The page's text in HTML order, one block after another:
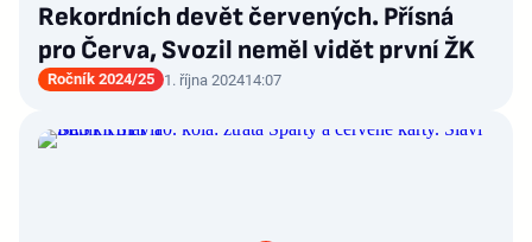
Rekordních devět červených. Přísná
pro Červa, Svozil neměl vidět první ŽK
Ročník 2024/25 1. října 202414:07